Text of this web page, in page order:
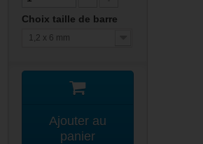
Choix taille de barre
1,2 x 6 mm
Ajouter au
panier